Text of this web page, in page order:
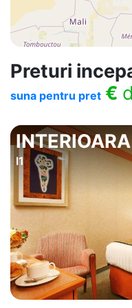
Preturi
suna pentru pret €
INTERIOARA
I1